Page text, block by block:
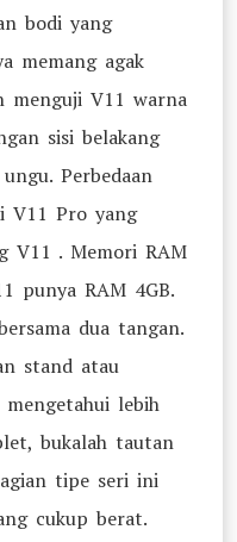
bodi yang
memang agak
menguji V11 warna
sisi belakang
Perbedaan
V11 Pro yang
V11 . Memori RAM
punya RAM 4GB.
dua tangan.
stand atau
lebih
bukalah tautan
tipe seri ini
cukup berat.